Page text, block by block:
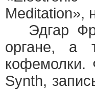
Meditation»,
Эдгар
органе, а
кофемолки.
Synth,